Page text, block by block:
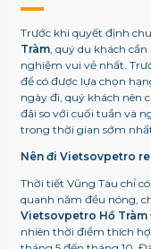
Trước khi quyết định
Tràm, quý du khách
nghiệm vui vẻ nhất.
để có được lựa chọn
ngày đi, quý khách nên
đãi so với cuối tuần và
trong thời gian sớm
Nên đi Vietsovpetro
Thời tiết Vũng Tàu chỉ
quanh năm đều nóng,
Vietsovpetro Hồ Tràm
nhiên thời điểm thích